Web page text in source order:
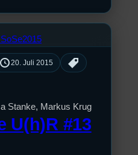
20. Juli 2015
Stanke, Markus Krug
U(h)R #13